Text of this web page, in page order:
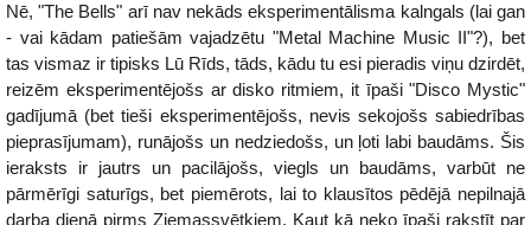
Nē, "The Bells" arī nav nekāds eksperimentālisma kalngals (lai gan
- vai kādam patiešām vajadzētu "Metal Machine Music II"?), bet
tas vismaz ir tipisks Lū Rīds, tāds, kādu tu esi pieradis viņu dzirdēt,
reizēm eksperimentējošs ar disko ritmiem, it īpaši "Disco Mystic"
gadījumā (bet tieši eksperimentējošs, nevis sekojošs sabiedrības
pieprasījumam), runājošs un nedziedošs, un ļoti labi baudāms. Šis
ieraksts ir jautrs un pacilājošs, viegls un baudāms, varbūt ne
pārmērīgi saturīgs, bet piemērots, lai to klausītos pēdējā nepilnajā
darba dienā pirms Ziemassvētkiem. Kaut kā neko īpaši rakstīt par